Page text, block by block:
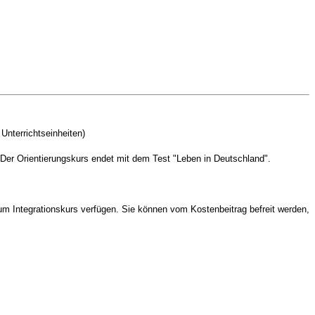
Orientierungskurs endet mit dem Test "Leben in Deutschland".
Integrationskurs verfügen. Sie können vom Kostenbeitrag befreit werden,